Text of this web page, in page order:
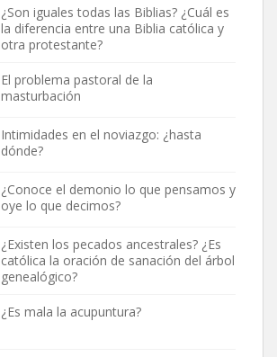
¿Son iguales todas las Biblias? ¿Cuál es
la diferencia entre una Biblia católica y
otra protestante?
El problema pastoral de la
masturbación
Intimidades en el noviazgo: ¿hasta
dónde?
¿Conoce el demonio lo que pensamos y
oye lo que decimos?
¿Existen los pecados ancestrales? ¿Es
católica la oración de sanación del árbol
genealógico?
¿Es mala la acupuntura?